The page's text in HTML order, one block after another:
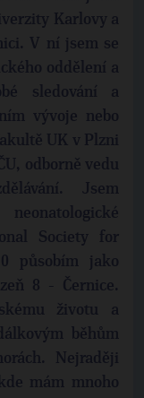
Karlovy a
V ní jsem se
oddělení a
sledování a
vývoje nebo
UK v Plzni
odborně vedu
Jsem
Society for
působím jako
8 - Černice.
životu a
běhům
Nejraději
mám mnoho